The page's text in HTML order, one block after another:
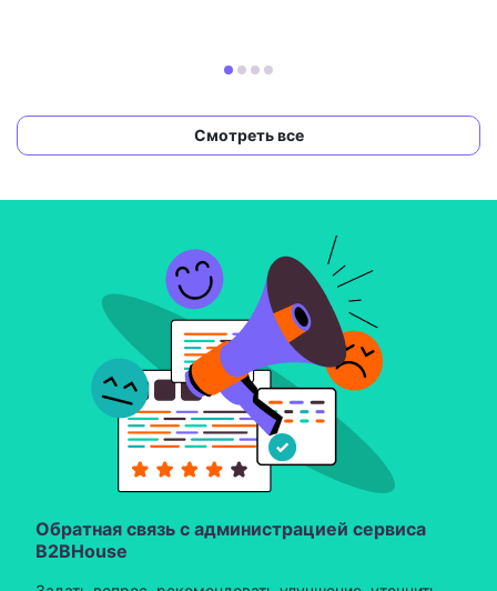
Смотреть все
Обратная связь с администрацией сервиса
B2BHouse